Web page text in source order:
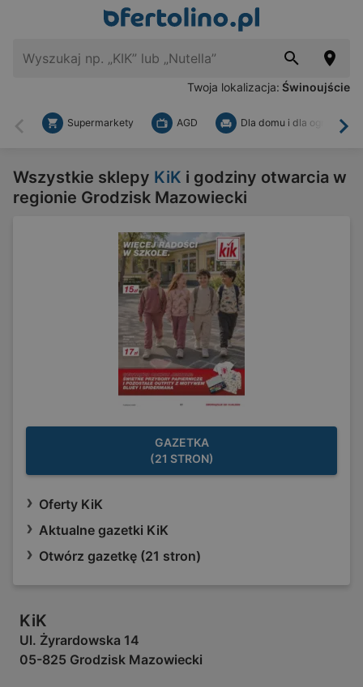
Twoja lokalizacja: Świnoujście
Wstecz
Supermarkety AGD Dla domu i dla ogrodu
Wszystkie sklepy KiK i godziny otwarcia w
regionie Grodzisk Mazowiecki
GAZETKA
(21 STRON)
Oferty KiK
Aktualne gazetki KiK
Otwórz gazetkę (21 stron)
KiK
Ul. Żyrardowska 14
05-825 Grodzisk Mazowiecki